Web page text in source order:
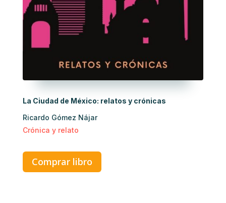
La Ciudad de México: relatos y crónicas
Ricardo Gómez Nájar
Crónica y relato
Comprar libro